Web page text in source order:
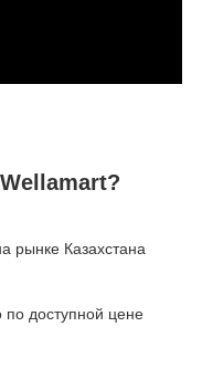
рынке Казахстана
по доступной цене